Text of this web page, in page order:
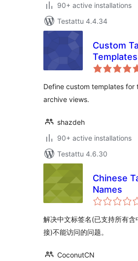
90+ active installations
Testattu 4.4.34
Custom
Templates
Define custom templates for
archive views.
shazdeh
90+ active installations
Testattu 4.6.30
Chinese
Names
解决中文标签名(已支持所有含
接)不能访问的问题。
CoconutCN